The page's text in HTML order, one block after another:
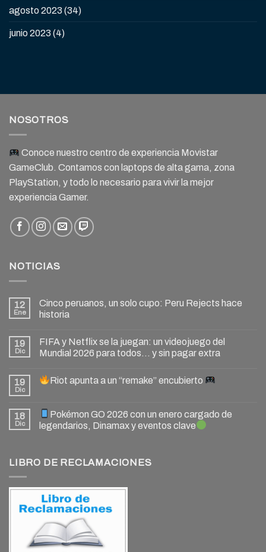
agosto 2023 (34)
junio 2023 (4)
NOSOTROS
Conoce nuestro centro de experiencia Movistar
GameClub. Contamos con laptops de alta gama, zona
PlayStation, y todo lo necesario para vivir la mejor
experiencia Gamer.
NOTICIAS
12
Ene
Cinco peruanos, un solo cupo: Peru Rejects hace
historia
19
Dic
FIFA y Netflix se la juegan: un videojuego del
Mundial 2026 para todos… y sin pagar extra
19
Dic
Riot apunta a un “remake” encubierto
18
Dic
Pokémon GO 2026 con un enero cargado de
legendarios, Dinamax y eventos clave
LIBRO DE RECLAMACIONES